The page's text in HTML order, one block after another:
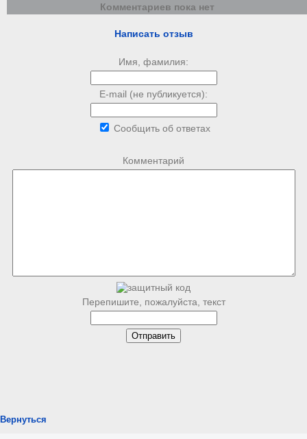
Комментариев пока нет
Написать отзыв
Имя, фамилия:
E-mail (не публикуется):
Сообщить об ответах
Комментарий
Перепишите, пожалуйста, текст
Вернуться